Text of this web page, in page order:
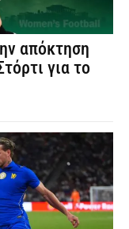
απόκτηση
για το